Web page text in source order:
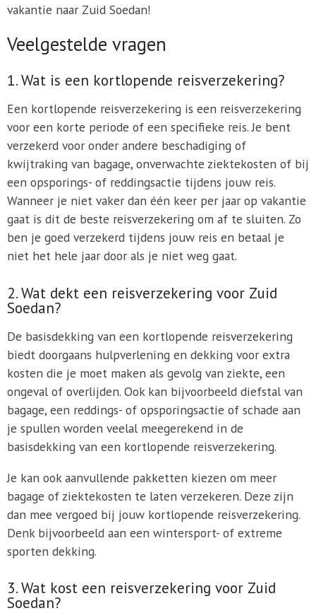
vakantie naar Zuid Soedan!
Veelgestelde vragen
1. Wat is een kortlopende reisverzekering?
Een kortlopende reisverzekering is een reisverzekering
voor een korte periode of een specifieke reis. Je bent
verzekerd voor onder andere beschadiging of
kwijtraking van bagage, onverwachte ziektekosten of bij
een opsporings- of reddingsactie tijdens jouw reis.
Wanneer je niet vaker dan één keer per jaar op vakantie
gaat is dit de beste reisverzekering om af te sluiten. Zo
ben je goed verzekerd tijdens jouw reis en betaal je
niet het hele jaar door als je niet weg gaat.
2. Wat dekt een reisverzekering voor Zuid
Soedan?
De basisdekking van een kortlopende reisverzekering
biedt doorgaans hulpverlening en dekking voor extra
kosten die je moet maken als gevolg van ziekte, een
ongeval of overlijden. Ook kan bijvoorbeeld diefstal van
bagage, een reddings- of opsporingsactie of schade aan
je spullen worden veelal meegerekend in de
basisdekking van een kortlopende reisverzekering.
Je kan ook aanvullende pakketten kiezen om meer
bagage of ziektekosten te laten verzekeren. Deze zijn
dan mee vergoed bij jouw kortlopende reisverzekering.
Denk bijvoorbeeld aan een wintersport- of extreme
sporten dekking.
3. Wat kost een reisverzekering voor Zuid
Soedan?